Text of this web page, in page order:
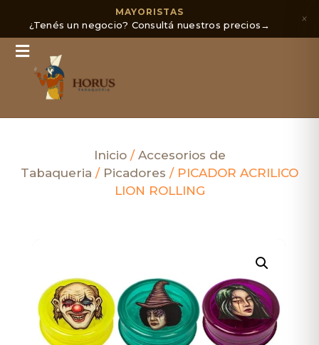
MAYORISTAS
¿Tenés un negocio? Consultá nuestros precios→ ×
Inicio/ Accesorios de
Tabaqueria / Picadores / PICADOR ACRILICO
LION ROLLING